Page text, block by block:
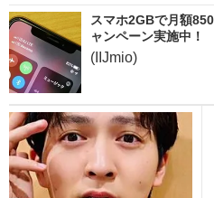
スマホ2GBで月額
ャンペーン実施中！
(IIJmio)